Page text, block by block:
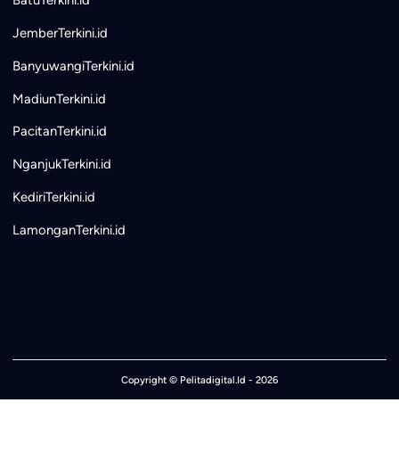
JemberTerkini.id
BanyuwangiTerkini.id
MadiunTerkini.id
PacitanTerkini.id
NganjukTerkini.id
KediriTerkini.id
LamonganTerkini.id
Copyright © Pelitadigital.Id - 2026